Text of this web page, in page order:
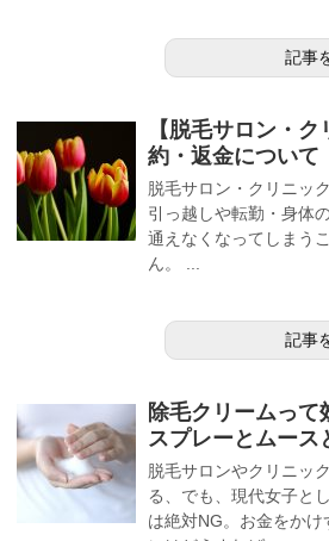
記事
【脱毛サロン・
約・返金について
脱毛サロン・クリニッ
引っ越しや転勤・身体
通えなくなってしまう
ん。 ...
記事
除毛クリームっ
スプレーとムース
脱毛サロンやクリニッ
る、でも、現代女子と
は絶対NG。お金をか